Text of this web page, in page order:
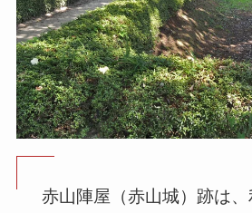
赤山陣屋（赤山城）跡は